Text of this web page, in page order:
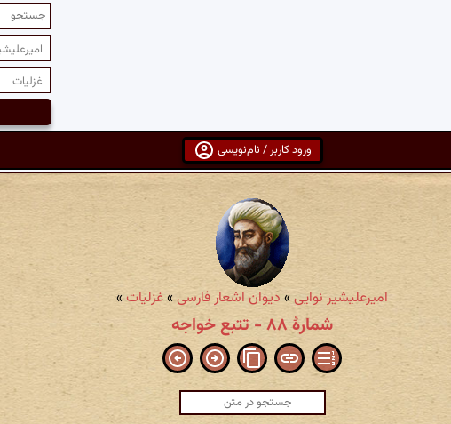
ورود کاربر / نام‌نویسی
امیرعلیشیر نوایی»دیوان اشعار فارسی»غزلیات»
شمارهٔ ۸۸ - تتبع خواجه